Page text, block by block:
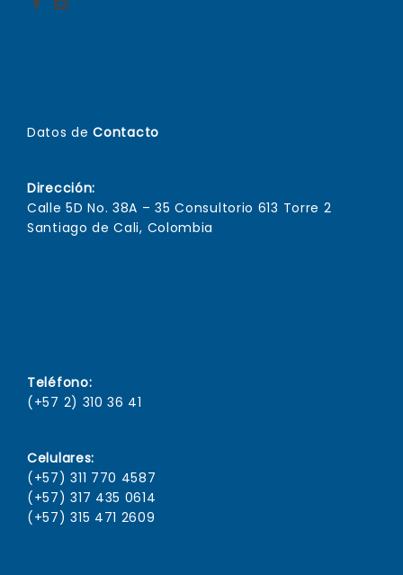
Datos deContacto
Dirección:
Calle 5D No. 38A – 35 Consultorio 613 Torre 2
Santiago de Cali, Colombia
Teléfono:
(+57 2) 310 36 41
Celulares:
(+57) 311 770 4587
(+57) 317 435 0614
(+57) 315 471 2609